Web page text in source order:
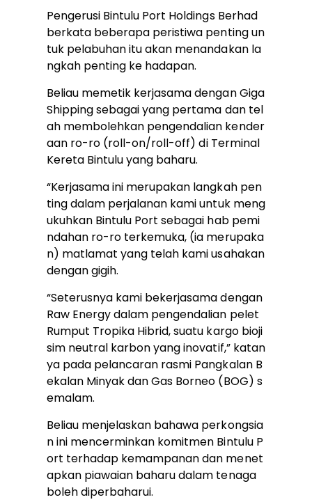
Pengerusi Bintulu Port Holdings Berhad
berkata beberapa peristiwa penting un
tuk pelabuhan itu akan menandakan la
ngkah penting ke hadapan.
Beliau memetik kerjasama dengan Giga
Shipping sebagai yang pertama dan tel
ah membolehkan pengendalian kender
aan ro-ro (roll-on/roll-off) di Terminal
Kereta Bintulu yang baharu.
“Kerjasama ini merupakan langkah pen
ting dalam perjalanan kami untuk meng
ukuhkan Bintulu Port sebagai hab pemi
ndahan ro-ro terkemuka, (ia merupaka
n) matlamat yang telah kami usahakan
dengan gigih.
“Seterusnya kami bekerjasama dengan
Raw Energy dalam pengendalian pelet
Rumput Tropika Hibrid, suatu kargo bioji
sim neutral karbon yang inovatif,” katan
ya pada pelancaran rasmi Pangkalan B
ekalan Minyak dan Gas Borneo (BOG) s
emalam.
Beliau menjelaskan bahawa perkongsia
n ini mencerminkan komitmen Bintulu P
ort terhadap kemampanan dan menet
apkan piawaian baharu dalam tenaga
boleh diperbaharui.